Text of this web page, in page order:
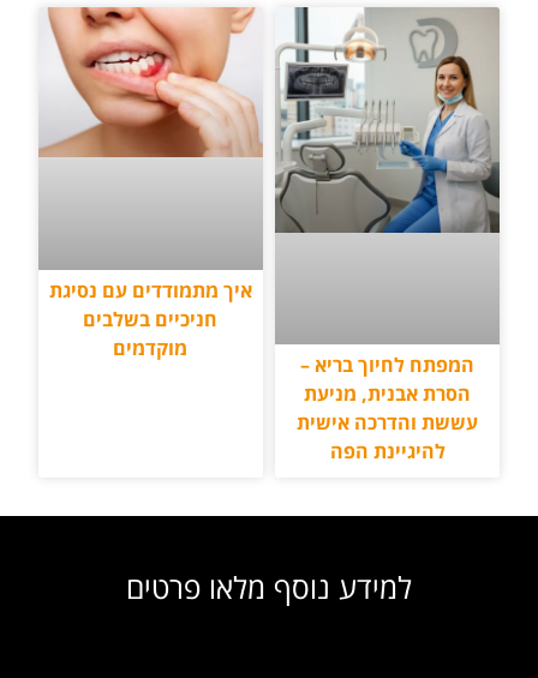
המפתח לחיוך בריא –
הסרת אבנית, מניעת
עששת והדרכה אישית
להיגיינת הפה
איך מתמודדים עם נסיגת
חניכיים בשלבים
מוקדמים
למידע נוסף מלאו פרטים